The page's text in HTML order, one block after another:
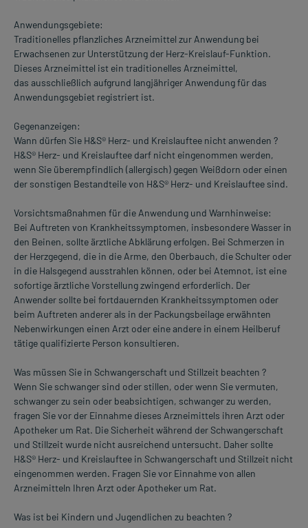
Anwendungsgebiete:
Traditionelles pflanzliches Arzneimittel zur Anwendung bei
Erwachsenen zur Unterstützung der Herz-Kreislauf-Funktion.
Dieses Arzneimittel ist ein traditionelles Arzneimittel,
das ausschließlich aufgrund langjähriger Anwendung für das
Anwendungsgebiet registriert ist.
Gegenanzeigen:
Wann dürfen Sie H&S® Herz- und Kreislauftee nicht anwenden ?
H&S® Herz- und Kreislauftee darf nicht eingenommen werden,
wenn Sie überempfindlich (allergisch) gegen Weißdorn oder einen
der sonstigen Bestandteile von H&S® Herz- und Kreislauftee sind.
Vorsichtsmaßnahmen für die Anwendung und Warnhinweise:
Bei Auftreten von Krankheitssymptomen, insbesondere Wasser in
den Beinen, sollte ärztliche Abklärung erfolgen. Bei Schmerzen in
der Herzgegend, die in die Arme, den Oberbauch, die Schulter oder
in die Halsgegend ausstrahlen können, oder bei Atemnot, ist eine
sofortige ärztliche Vorstellung zwingend erforderlich. Der
Anwender sollte bei fortdauernden Krankheitssymptomen oder
beim Auftreten anderer als in der Packungsbeilage erwähnten
Nebenwirkungen einen Arzt oder eine andere in einem Heilberuf
tätige qualifizierte Person konsultieren.
Was müssen Sie in Schwangerschaft und Stillzeit beachten ?
Wenn Sie schwanger sind oder stillen, oder wenn Sie vermuten,
schwanger zu sein oder beabsichtigen, schwanger zu werden,
fragen Sie vor der Einnahme dieses Arzneimittels ihren Arzt oder
Apotheker um Rat. Die Sicherheit während der Schwangerschaft
und Stillzeit wurde nicht ausreichend untersucht. Daher sollte
H&S® Herz- und Kreislauftee in Schwangerschaft und Stillzeit nicht
eingenommen werden. Fragen Sie vor Einnahme von allen
Arzneimitteln Ihren Arzt oder Apotheker um Rat.
Was ist bei Kindern und Jugendlichen zu beachten ?